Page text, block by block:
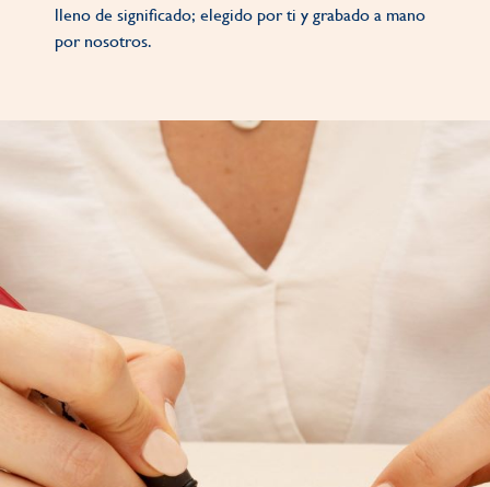
lleno de significado; elegido por ti y grabado a mano
por nosotros.